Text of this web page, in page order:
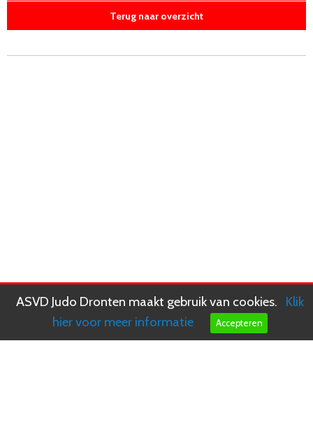
Terug naar overzicht
ASVD Judo Dronten maakt gebruik van cookies.
Klik
hier voor meer informatie
Accepteren